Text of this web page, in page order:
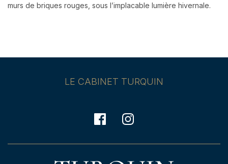
murs de briques rouges, sous l’implacable lumière hivernale.
LE CABINET TURQUIN